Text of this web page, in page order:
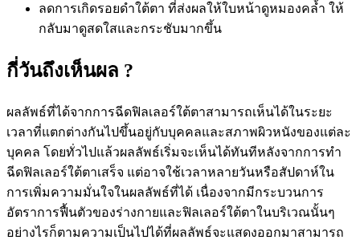
ลดการเกิดรอยดำใต้ตา ที่ส่งผลให้ใบหน้าดูหมองคล้ำ ให้
กลับมาดูสดใสและกระชับมากขึ้น
กี่วันถึงเห็นผล ?
ผลลัพธ์ที่ได้จากการฉีดฟิลเลอร์ใต้ตาสามารถเห็นได้ในระยะ
เวลาที่แตกต่างกันไปขึ้นอยู่กับบุคคลและสภาพผิวหนังของแต่ละ
บุคคล โดยทั่วไปแล้วผลลัพธ์เริ่มจะเห็นได้ทันทีหลังจากการทำ
ฉีดฟิลเลอร์ใต้ตาเสร็จ แต่อาจใช้เวลาหลายวันหรือสัปดาห์ใน
การเพิ่มความมั่นใจในผลลัพธ์ที่ได้ เนื่องจากมีกระบวนการ
อัตราการฟื้นตัวของร่างกายและฟิลเลอร์ใต้ตาในบริเวณนั้นๆ
อย่างไรก็ตามความเป็นไปได้ที่ผลลัพธ์จะแสดงออกมาสามารถ